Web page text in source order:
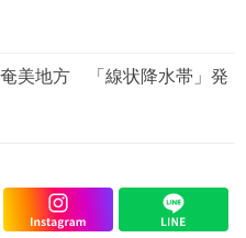
奄美地方 「線状降水帯」発